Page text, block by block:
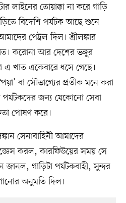
লাইনের তোয়াক্কা না করে গাড়ি
বিদেশি পর্যটক আছে শুনে
পেট্রল দিল। শ্রীলঙ্কার
করোনা আর দেশের ভঙ্গুর
এ খাত একেবারে ধসে গেছে।
বা সৌভাগ্যের প্রতীক মনে করা
পর্যটকদের জন্য যেকোনো সেবা
পোষণ করে।
সেনাবাহিনী আমাদের
করল, কারফিউয়ের সময় সে
গাড়িটা পর্যটকবাহী, সুন্দর
অনুমতি দিল।